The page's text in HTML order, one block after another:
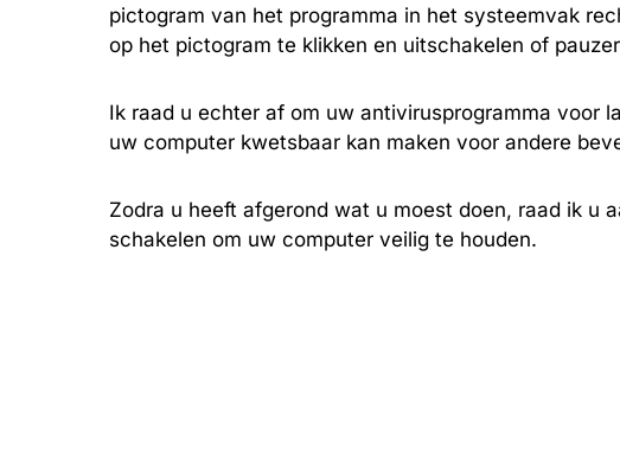
pictogram van het programma in het systeemvak
op het pictogram te klikken en uitschakelen of
Ik raad u echter af om uw antivirusprogramma voor
uw computer kwetsbaar kan maken voor andere
Zodra u heeft afgerond wat u moest doen, raad ik u
schakelen om uw computer veilig te houden.